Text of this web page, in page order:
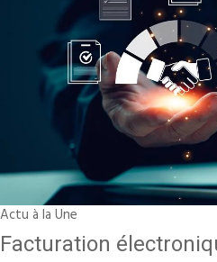
Actu à la Une
Facturation